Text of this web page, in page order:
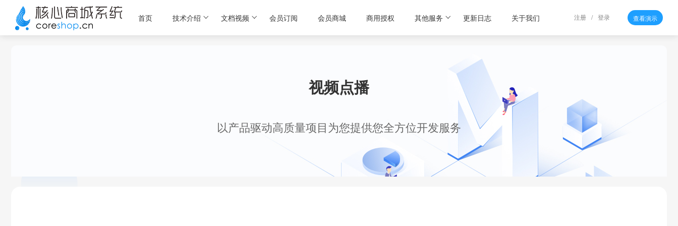
查看演示
登录
/
注册
首页 技术介绍 文档视频 会员订阅 会员商城 商用授权 其他服务 更新日志 关于我们
视频点播
以产品驱动高质量项目为您提供您全方位开发服务